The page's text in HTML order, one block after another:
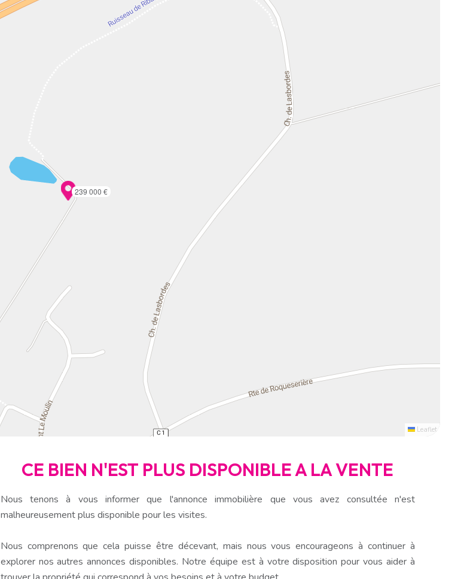
239 000 €
Leaflet
CE BIEN N'EST PLUS DISPONIBLE A LA VENTE
Nous tenons à vous informer que l'annonce immobilière que vous avez consultée n'est
malheureusement plus disponible pour les visites.
Nous comprenons que cela puisse être décevant, mais nous vous encourageons à continuer à
explorer nos autres annonces disponibles. Notre équipe est à votre disposition pour vous aider à